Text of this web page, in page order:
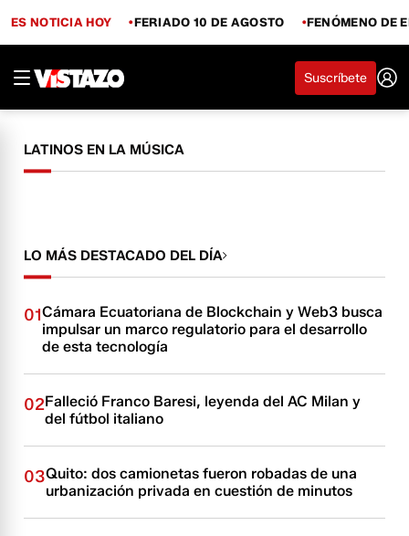
ES NOTICIA HOY FERIADO 10 DE AGOSTO FENÓMENO DE
Suscríbete
LATINOS EN LA MÚSICA
LO MÁS DESTACADO DEL DÍA
01Cámara Ecuatoriana de Blockchain y Web3 busca
impulsar un marco regulatorio para el desarrollo
de esta tecnología
02Falleció Franco Baresi, leyenda del AC Milan y
del fútbol italiano
03Quito: dos camionetas fueron robadas de una
urbanización privada en cuestión de minutos